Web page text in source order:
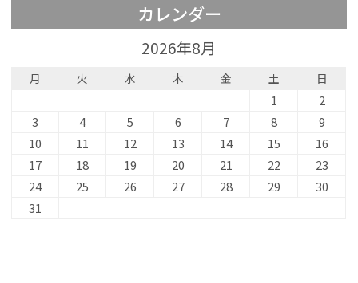
カレンダー
2026年8月
月 火 水 木 金 土 日
1
2
3
4 5 6 7 8
9
10
11 12 13 14 15
16
17
18 19 20 21 22
23
24
25 26 27 28 29
30
31